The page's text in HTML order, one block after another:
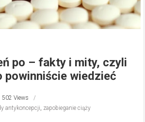
po – fakty i mity, czyli
powinniście wiedzieć
502 Views
antykoncepcji, zapobieganie ciąży